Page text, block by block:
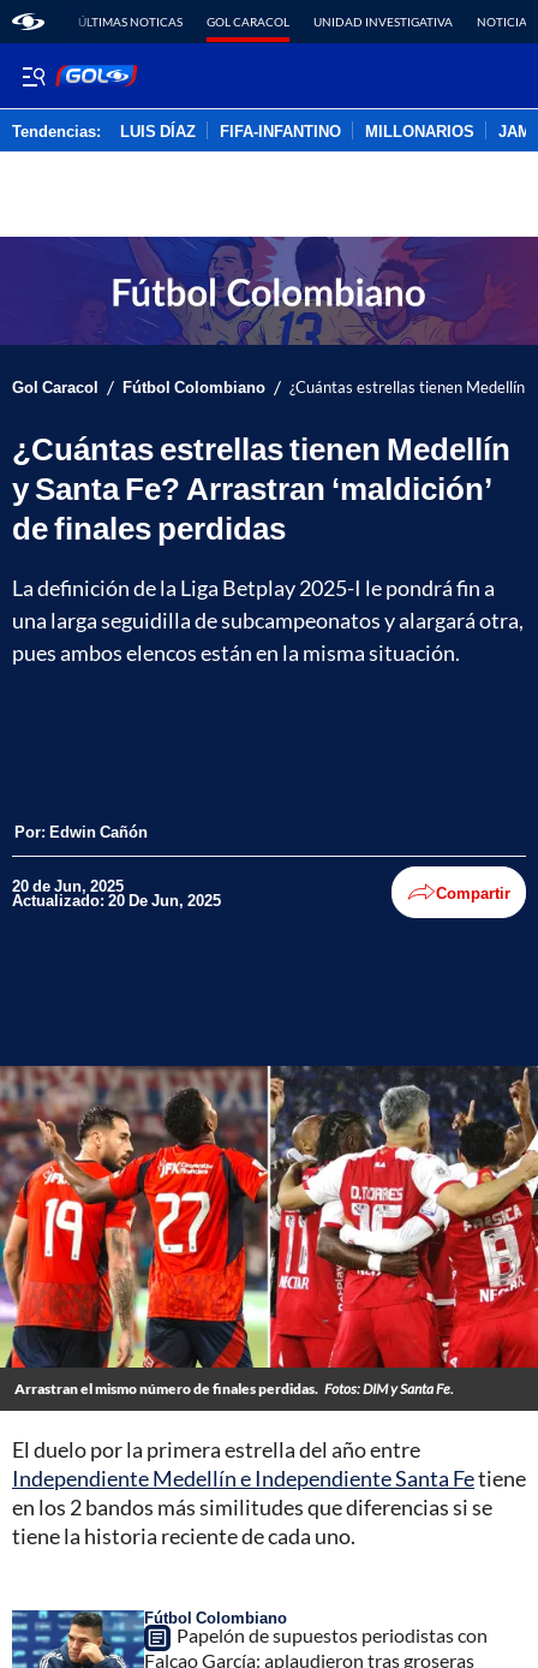
ÚLTIMAS NOTICAS GOL CARACOL UNIDAD INVESTIGATIVA NOTICIAS
Tendencias: LUIS DÍAZ FIFA-INFANTINO MILLONARIOS
Gol Caracol / Fútbol Colombiano / ¿Cuántas estrellas tienen Medellín
¿Cuántas estrellas tienen Medellín
y Santa Fe? Arrastran ‘maldición’
de finales perdidas
La definición de la Liga Betplay 2025-I le pondrá fin a
una larga seguidilla de subcampeonatos y alargará otra,
pues ambos elencos están en la misma situación.
Por: Edwin Cañón
20 de Jun, 2025
Actualizado: 20 De Jun, 2025 Compartir
Arrastran el mismo número de finales perdidas. Fotos: DIM y Santa Fe.
El duelo por la primera estrella del año entre
Independiente Medellín e Independiente Santa Fetiene
en los 2 bandos más similitudes que diferencias si se
tiene la historia reciente de cada uno.
Fútbol Colombiano
Papelón de supuestos periodistas con
Falcao García: aplaudieron tras groseras